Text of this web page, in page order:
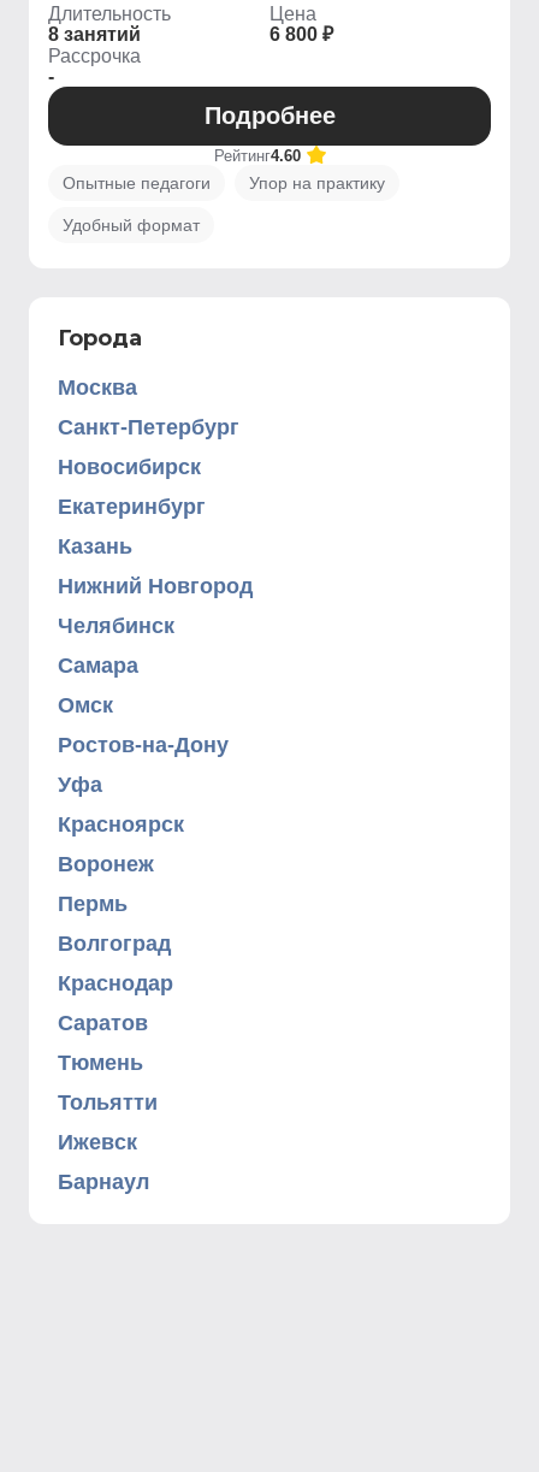
Длительность
8 занятий
Цена
6 800 ₽
Рассрочка
-
Подробнее
Рейтинг4.60
Опытные педагоги Упор на практику
Удобный формат
Города
Москва
Санкт-Петербург
Новосибирск
Екатеринбург
Казань
Нижний Новгород
Челябинск
Самара
Омск
Ростов-на-Дону
Уфа
Красноярск
Воронеж
Пермь
Волгоград
Краснодар
Саратов
Тюмень
Тольятти
Ижевск
Барнаул